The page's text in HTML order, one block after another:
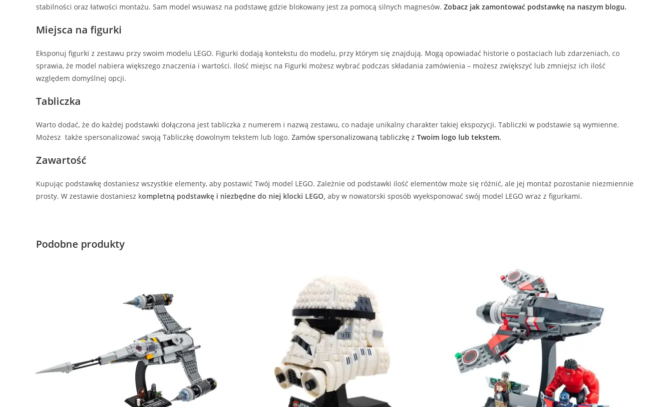
stabilności oraz łatwości montażu. Sam model wsuwasz na podstawę gdzie blokowany jest za pomocą silnych magnesów. Zobacz jak zamontować podstawkę na naszym blogu.
Miejsca na figurki
Eksponuj figurki z zestawu przy swoim modelu LEGO. Figurki dodają kontekstu do modelu, przy którym się znajdują. Mogą opowiadać historie o postaciach lub zdarzeniach, co
sprawia, że model nabiera większego znaczenia i wartości. Ilość miejsc na Figurki możesz wybrać podczas składania zamówienia – możesz zwiększyć lub zmniejsz ich ilość
względem domyślnej opcji.
Tabliczka
Warto dodać, że do każdej podstawki dołączona jest tabliczka z numerem i nazwą zestawu, co nadaje unikalny charakter takiej ekspozycji. Tabliczki w podstawie są wymienne.
Możesz także spersonalizować swoją Tabliczkę dowolnym tekstem lub logo. Zamów spersonalizowaną tabliczkę z Twoim logo lub tekstem.
Zawartość
Kupując podstawkę dostaniesz wszystkie elementy, aby postawić Twój model LEGO. Zależnie od podstawki ilość elementów może się różnić, ale jej montaż pozostanie niezmiennie
prosty. W zestawie dostaniesz kompletną podstawkę i niezbędne do niej klocki LEGO, aby w nowatorski sposób wyeksponować swój model LEGO wraz z figurkami.
Podobne produkty